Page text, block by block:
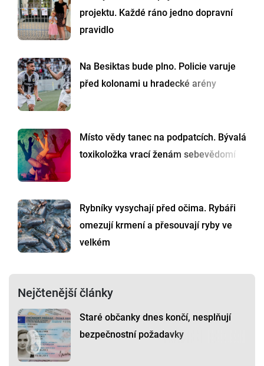
projektu. Každé ráno jedno dopravní
pravidlo
Na Besiktas bude plno. Policie varuje
před kolonami u hradecké arény
Místo vědy tanec na podpatcích. Bývalá
toxikoložka vrací ženám sebevědomí
Rybníky vysychají před očima. Rybáři
omezují krmení a přesouvají ryby ve
velkém
Nejčtenější články
Staré občanky dnes končí, nesplňují
bezpečnostní požadavky